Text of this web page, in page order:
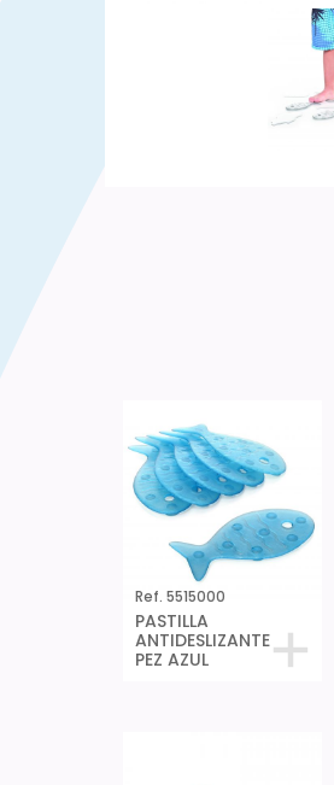
Ref. 5515000
PASTILLA
ANTIDESLIZANTE
PEZ AZUL